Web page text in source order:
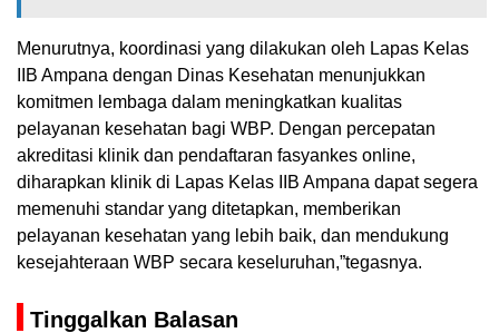
Menurutnya, koordinasi yang dilakukan oleh Lapas Kelas
IIB Ampana dengan Dinas Kesehatan menunjukkan
komitmen lembaga dalam meningkatkan kualitas
pelayanan kesehatan bagi WBP. Dengan percepatan
akreditasi klinik dan pendaftaran fasyankes online,
diharapkan klinik di Lapas Kelas IIB Ampana dapat segera
memenuhi standar yang ditetapkan, memberikan
pelayanan kesehatan yang lebih baik, dan mendukung
kesejahteraan WBP secara keseluruhan,”tegasnya.
Tinggalkan Balasan